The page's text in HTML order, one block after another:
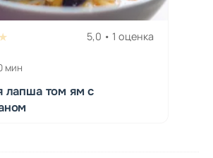
5,0 • 1 оценка
мин
лапша том ям с